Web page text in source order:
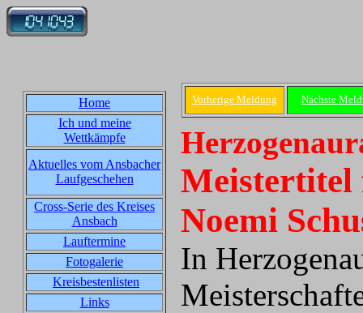
Home
Ich und meine
Wettkämpfe
Aktuelles vom Ansbacher
Laufgeschehen
Cross-Serie des Kreises
Ansbach
Lauftermine
Fotogalerie
Kreisbestenlisten
Links
Vorherige Meldung Nächste
Meistertitel
Noemi
In